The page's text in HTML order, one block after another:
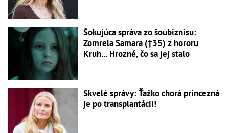
Šokujúca správa zo šoubiznisu:
Zomrela Samara (†35) z hororu
Kruh... Hrozné, čo sa jej stalo
Skvelé správy: Ťažko chorá princezná
je po transplantácii!